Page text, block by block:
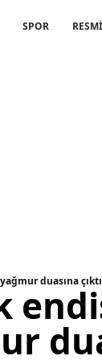
SPOR
duasına çıktı